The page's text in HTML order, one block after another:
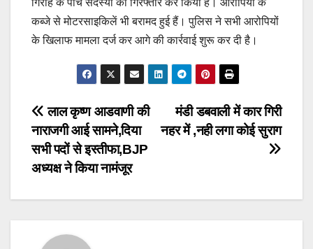
गिरोह के पांच सदस्यों को गिरफ्तार कर किया है। आरोपियों के
कब्जे से मोटरसाइकिलें भी बरामद हुई हैं। पुलिस ने सभी आरोपियों
के खिलाफ मामला दर्ज कर आगे की कार्रवाई शुरू कर दी है।
Post
navigation
मंडी डबवाली में कार गिरी
नहर में ,नही लगा कोई सुराग
लाल कृष्ण आडवाणी की
नाराजगी आई सामने,दिया
सभी पदों से इस्तीफा,BJP
अध्यक्ष ने किया नामंजूर